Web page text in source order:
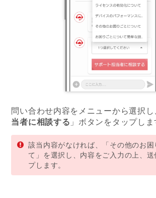
問い合わせ内容をメニューから選択し
当者に相談する 」ボタンをタップしま
該当内容がなければ、「その他のお困
て」を選択し、内容をご入力の上、送
プします。